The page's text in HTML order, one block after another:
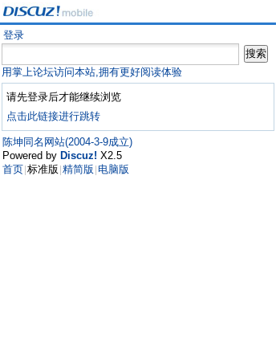
登录
用掌上论坛访问本站,拥有更好阅读体验
请先登录后才能继续浏览
点击此链接进行跳转
陈坤同名网站(2004-3-9成立)
Powered by Discuz! X2.5
首页 标准版 精简版 电脑版